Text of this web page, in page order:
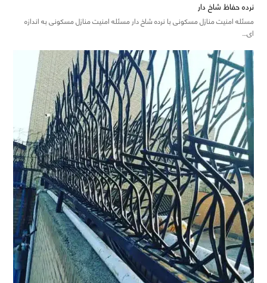
نرده حفاظ شاخ دار
مسئله امنیت منازل مسکونی با نرده شاخ دار مسئله امنیت منازل مسکونی به اندازه
ای…